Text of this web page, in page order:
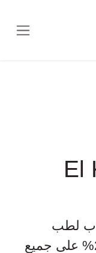
El
الاسنان
على جميع تخصصات